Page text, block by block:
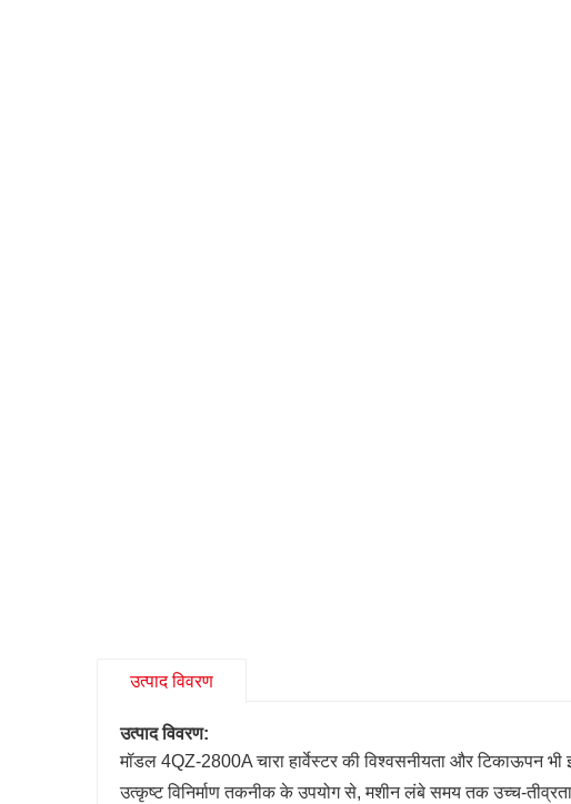
उत्पाद विवरण
उत्पाद विवरण:
मॉडल 4QZ-2800A चारा हार्वेस्टर की विश्वसनीयता और टिकाऊपन
उत्कृष्ट विनिर्माण तकनीक के उपयोग से, मशीन लंबे समय तक उच्च-